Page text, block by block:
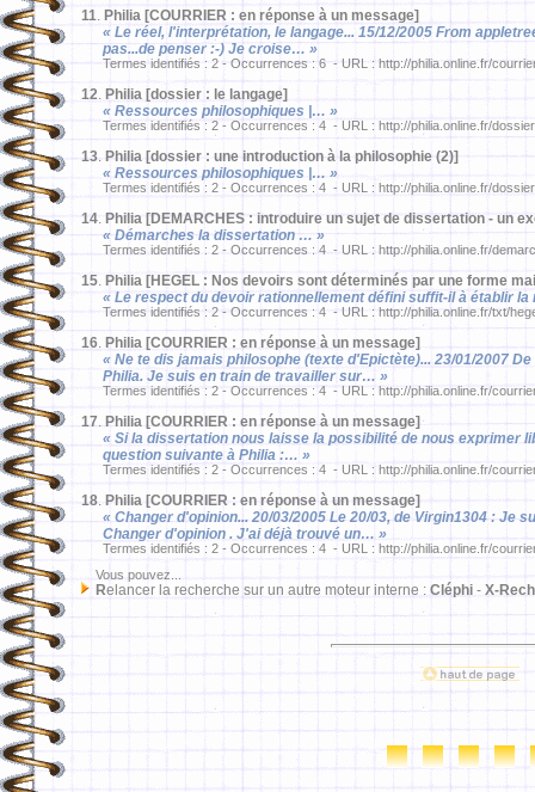
11. Philia [COURRIER : en réponse à un message]
« Le réel, l'interprétation, le langage... 15/12/2005 From
pas...de penser :-) Je croise… »
Termes identifiés : 2 - Occurrences : 6 - URL : http://philia.online.fr/
12. Philia [dossier : le langage]
« Ressources philosophiques |… »
Termes identifiés : 2 - Occurrences : 4 - URL : http://philia.online.fr/
13. Philia [dossier : une introduction à la philosophie (2)]
« Ressources philosophiques |… »
Termes identifiés : 2 - Occurrences : 4 - URL : http://philia.online.fr/
14. Philia [DEMARCHES : introduire un sujet de dissertation - un
« Démarches la dissertation … »
Termes identifiés : 2 - Occurrences : 4 - URL : http://philia.online.fr/
15. Philia [HEGEL : Nos devoirs sont déterminés par une forme
« Le respect du devoir rationnellement défini suffit-il à établir
Termes identifiés : 2 - Occurrences : 4 - URL : http://philia.online.fr/txt/
16. Philia [COURRIER : en réponse à un message]
« Ne te dis jamais philosophe (texte d'Epictète)... 23/01/2007
Philia. Je suis en train de travailler sur… »
Termes identifiés : 2 - Occurrences : 4 - URL : http://philia.online.fr/
17. Philia [COURRIER : en réponse à un message]
« Si la dissertation nous laisse la possibilité de nous exprimer
question suivante à Philia :… »
Termes identifiés : 2 - Occurrences : 4 - URL : http://philia.online.fr/
18. Philia [COURRIER : en réponse à un message]
« Changer d'opinion... 20/03/2005 Le 20/03, de Virgin1304 : Je
Changer d'opinion . J'ai déjà trouvé un… »
Termes identifiés : 2 - Occurrences : 4 - URL : http://philia.online.fr/
Vous pouvez...
Relancer la recherche sur un autre moteur interne : Cléphi - X-